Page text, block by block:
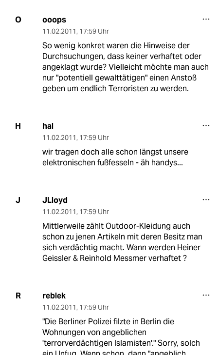
O ooops
11.02.2011, 17:59 Uhr
So wenig konkret waren die Hinweise der
Durchsuchungen, dass keiner verhaftet oder
angeklagt wurde? Vielleicht möchte man auch
nur "potentiell gewalttätigen" einen Anstoß
geben um endlich Terroristen zu werden.
H hal
11.02.2011, 17:59 Uhr
wir tragen doch alle schon längst unsere
elektronischen fußfesseln - äh handys...
J JLloyd
11.02.2011, 17:59 Uhr
Mittlerweile zählt Outdoor-Kleidung auch
schon zu jenen Artikeln mit deren Besitz man
sich verdächtig macht. Wann werden Heiner
Geissler & Reinhold Messmer verhaftet ?
R reblek
11.02.2011, 17:59 Uhr
"Die Berliner Polizei filzte in Berlin die
Wohnungen von angeblichen
'terrorverdächtigen Islamisten'." Sorry, solch